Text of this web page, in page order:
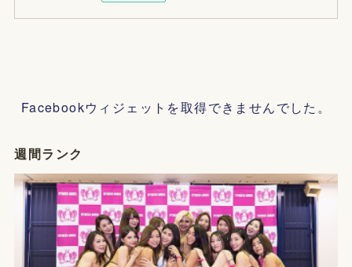
Facebookウィジェットを取得できませんでした。
週間ランク